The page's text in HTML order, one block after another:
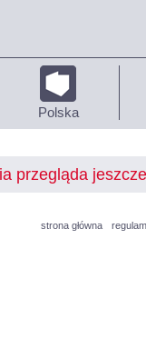
Polska
przegląda
strona główna